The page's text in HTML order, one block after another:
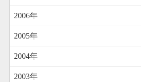
2006年
2005年
2004年
2003年